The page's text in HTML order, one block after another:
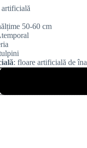
50-60 cm
: floare artificială de